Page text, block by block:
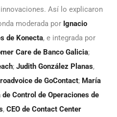
Así lo explicaron
moderada por Ignacio
de Konecta, e integrada por
Care de Banco Galicia;
; Judith González Planas,
de GoContact; María
Control de Operaciones de
, CEO de Contact Center